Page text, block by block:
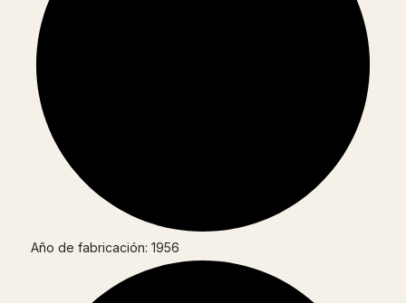
Año de fabricación: 1956